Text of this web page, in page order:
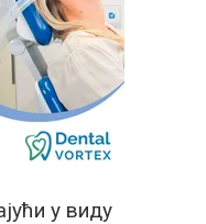
у виду